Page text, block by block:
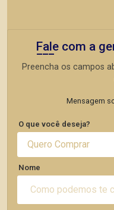
Fale com a
Preencha os campos
Mensagem
O que você deseja?
Quero Comprar
Nome